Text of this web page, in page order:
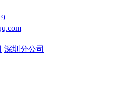
深圳分公司